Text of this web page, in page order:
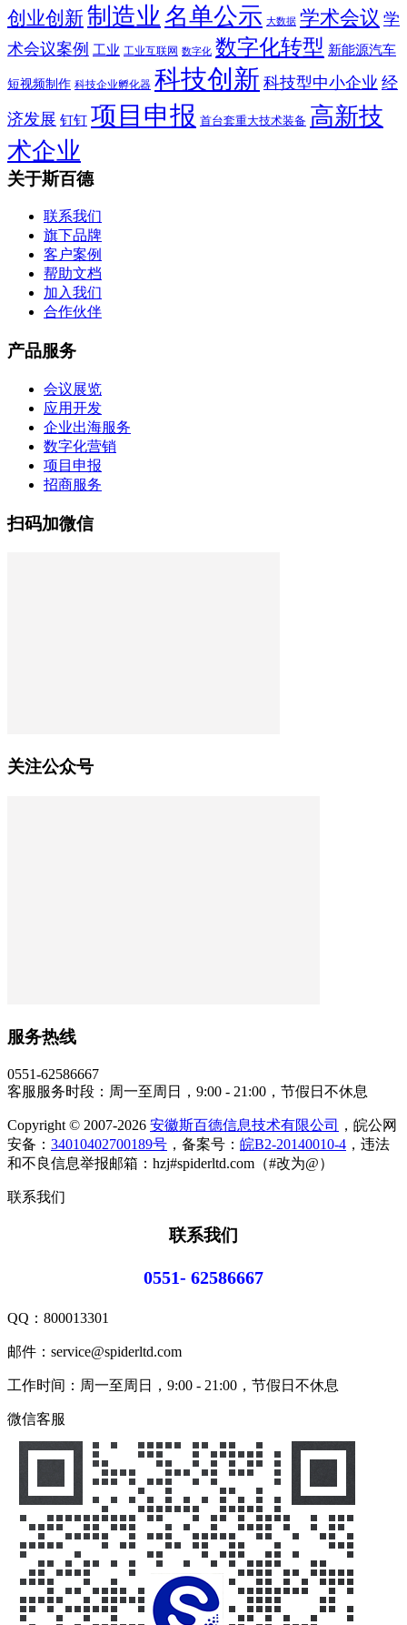
创业创新制造业 名单公示 大数据 学术会议 学
术会议案例 工业 工业互联网 数字化 数字化转型 新能源汽车
短视频制作 科技企业孵化器 科技创新 科技型中小企业 经
济发展 钉钉 项目申报 首台套重大技术装备 高新技
术企业
关于斯百德
联系我们
旗下品牌
客户案例
帮助文档
加入我们
合作伙伴
产品服务
会议展览
应用开发
企业出海服务
数字化营销
项目申报
招商服务
扫码加微信
关注公众号
服务热线
0551-62586667
客服服务时段：周一至周日，9:00 - 21:00，节假日不休息
Copyright © 2007-2026 安徽斯百德信息技术有限公司
，皖公网
安备： 34010402700189号 ，备案号： 皖B2-20140010-4 ，违法
和不良信息举报邮箱：hzj#spiderltd.com（#改为@）
联系我们
联系我们
0551- 62586667
QQ： 800013301
邮件：service@spiderltd.com
工作时间：周一至周日，9:00 - 21:00，节假日不休息
微信客服